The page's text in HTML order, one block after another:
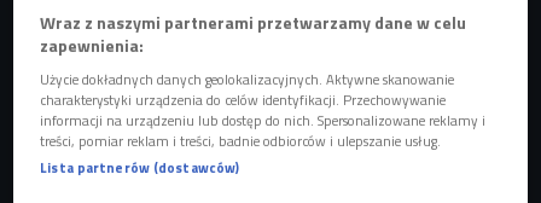
Wraz z naszymi partnerami przetwarzamy dane w celu
zapewnienia:
Użycie dokładnych danych geolokalizacyjnych. Aktywne skanowanie
charakterystyki urządzenia do celów identyfikacji. Przechowywanie
informacji na urządzeniu lub dostęp do nich. Spersonalizowane reklamy i
treści, pomiar reklam i treści, badnie odbiorców i ulepszanie usług.
Lista partnerów (dostawców)